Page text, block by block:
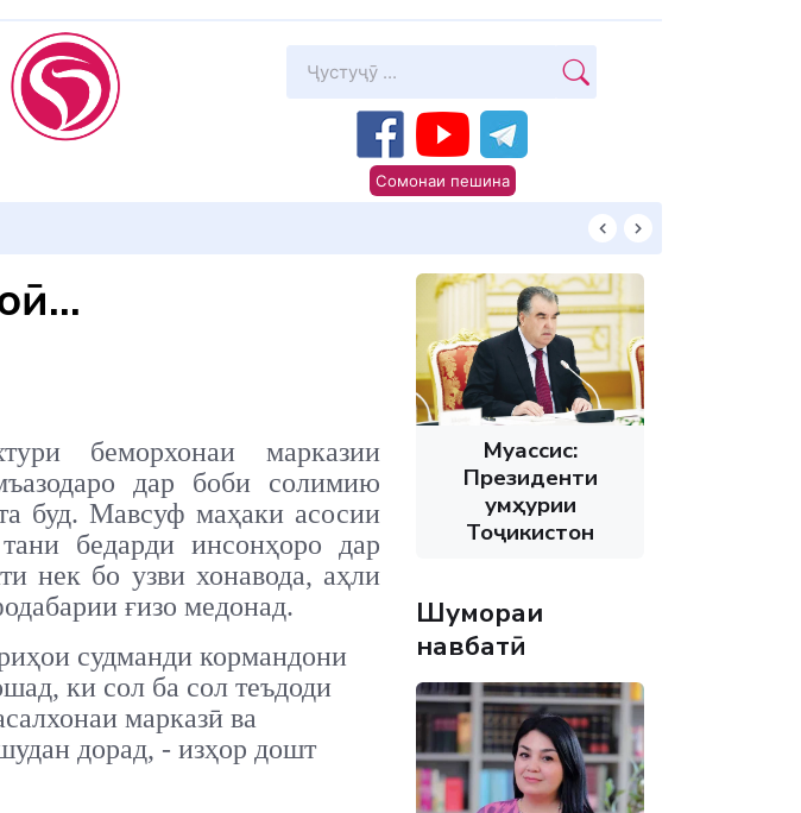
Сомонаи пешина
беморхонаи марказии
дар боби солимию
буд. Мавсуф маҳаки асосии
бедарди инсонҳоро дар
нек бо узви хонавода, аҳли
ғизо медонад.
судманди кормандони
ки сол ба сол теъдоди
марказӣ ва
дорад, - изҳор дошт
Муассис:
Президенти
Ҷумҳурии
Тоҷикистон
Шумораи
навбатӣ